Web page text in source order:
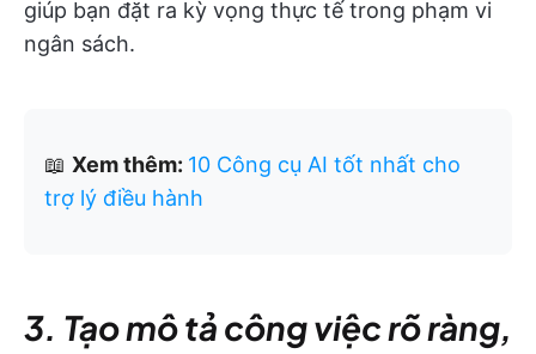
giúp bạn đặt ra kỳ vọng thực tế trong phạm vi
ngân sách.
📖 Xem thêm: 10 Công cụ AI tốt nhất cho
trợ lý điều hành
3. Tạo mô tả công việc rõ ràng,